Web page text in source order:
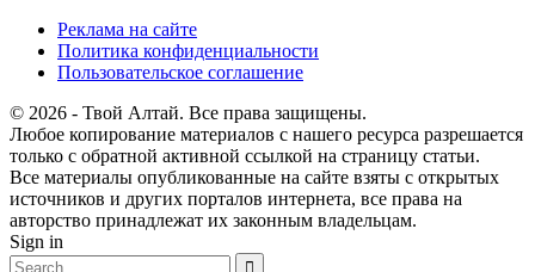
Реклама на сайте
Политика конфиденциальности
Пользовательское соглашение
© 2026 - Твой Алтай. Все права защищены.
Любое копирование материалов с нашего ресурса разрешается
только с обратной активной ссылкой на страницу статьи.
Все материалы опубликованные на сайте взяты с открытых
источников и других порталов интернета, все права на
авторство принадлежат их законным владельцам.
Sign in